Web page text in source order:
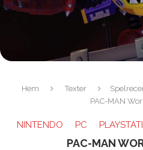
Hem Texter
PAC-MAN
NINTENDO PC
PAC-MAN